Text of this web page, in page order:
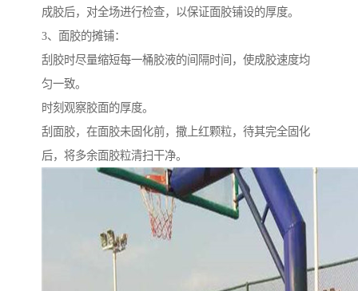
成胶后，对全场进行检查，以保证面胶铺设的厚度。
3、面胶的摊铺：
刮胶时尽量缩短每一桶胶液的间隔时间，使成胶速度均
匀一致。
时刻观察胶面的厚度。
刮面胶，在面胶未固化前，撒上红颗粒，待其完全固化
后，将多余面胶粒清扫干净。